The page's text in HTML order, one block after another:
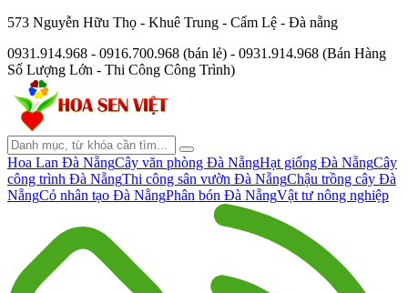
573 Nguyễn Hữu Thọ - Khuê Trung - Cẩm Lệ - Đà nẵng
0931.914.968 - 0916.700.968 (bán lẻ) - 0931.914.968 (Bán Hàng
Số Lượng Lớn - Thi Công Công Trình)
Hoa Lan Đà NẵngCây văn phòng Đà NẵngHạt giống Đà NẵngCây
công trình Đà NẵngThi công sân vườn Đà NẵngChậu trồng cây Đà
NẵngCỏ nhân tạo Đà NẵngPhân bón Đà NẵngVật tư nông nghiệp